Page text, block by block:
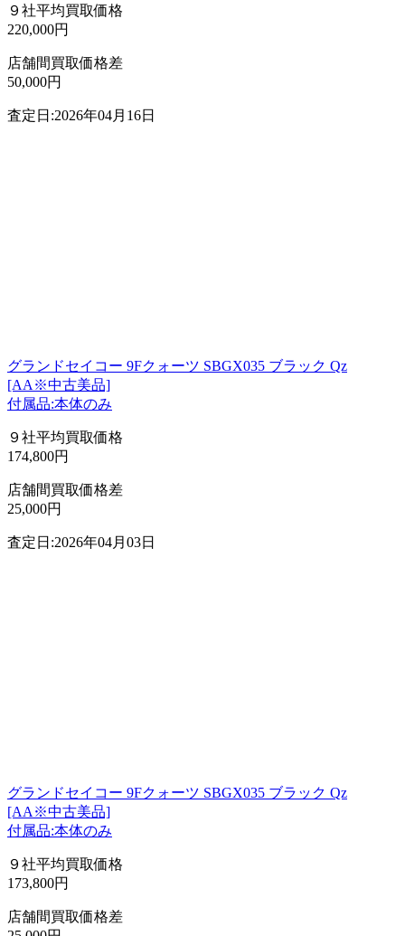
９社平均買取価格
220,000円
店舗間買取価格差
50,000円
査定日:2026年04月16日
グランドセイコー 9Fクォーツ SBGX035 ブラック Qz
[AA※中古美品]
付属品:本体のみ
９社平均買取価格
174,800円
店舗間買取価格差
25,000円
査定日:2026年04月03日
グランドセイコー 9Fクォーツ SBGX035 ブラック Qz
[AA※中古美品]
付属品:本体のみ
９社平均買取価格
173,800円
店舗間買取価格差